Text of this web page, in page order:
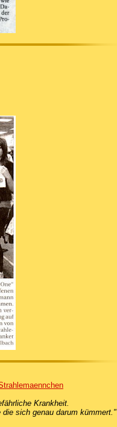
Krankheit.
sich genau darum kümmert."